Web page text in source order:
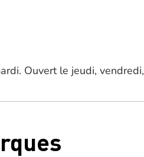
Ouvert le jeudi,